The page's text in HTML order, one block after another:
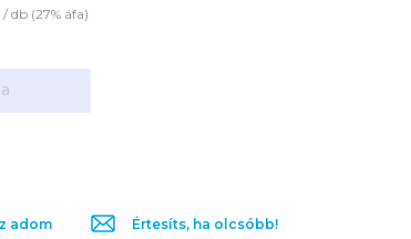
/db (27% áfa)
adom Értesíts, ha olcsóbb!